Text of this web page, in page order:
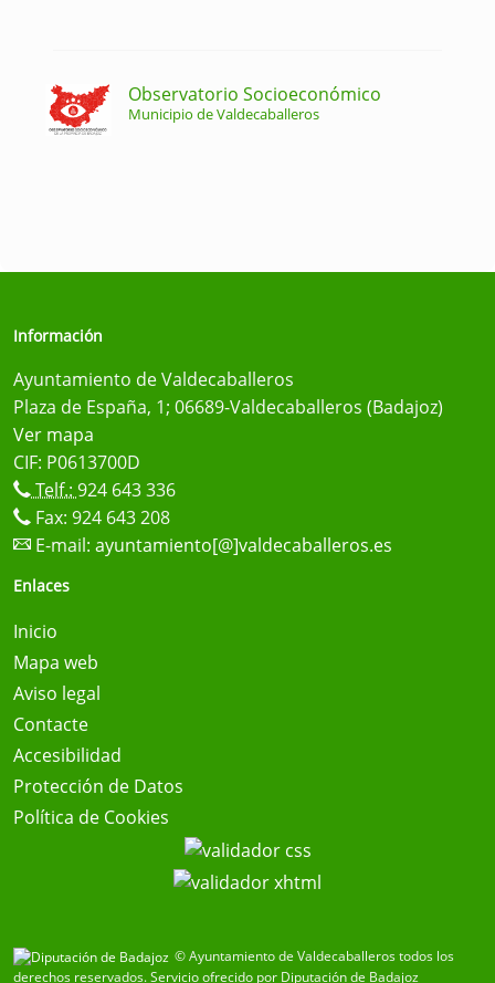
Observatorio Socioeconómico
Municipio de Valdecaballeros
Información
Ayuntamiento de Valdecaballeros
Plaza de España, 1; 06689-Valdecaballeros (Badajoz)
Ver mapa
CIF: P0613700D
Telf.: 924 643 336
Fax: 924 643 208
E-mail: ayuntamiento[@]valdecaballeros.es
Enlaces
Inicio
Mapa web
Aviso legal
Contacte
Accesibilidad
Protección de Datos
Política de Cookies
© Ayuntamiento de Valdecaballeros todos los
derechos reservados.Servicio ofrecido por Diputación de Badajoz